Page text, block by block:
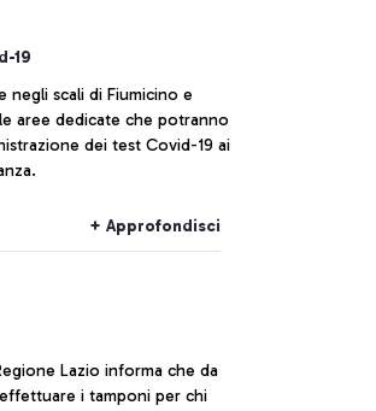
19
negli scali di Fiumicino e
aree dedicate che potranno
dei test Covid-19 ai
+ Approfondisci
Lazio informa che da
i tamponi per chi